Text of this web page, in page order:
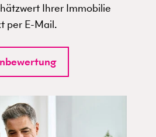
Ihrer Immobilie
per E-Mail.